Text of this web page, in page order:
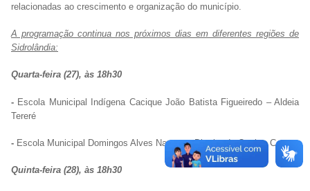
relacionadas ao crescimento e organização do município.
A programação continua nos próximos dias em diferentes regiões de
Sidrolândia:
Quarta-feira (27), às 18h30
- Escola Municipal Indígena Cacique João Batista Figueiredo – Aldeia
Tereré
- Escola Municipal Domingos Alves Nantes – Distrito do Quebra Coco
Quinta-feira (28), às 18h30